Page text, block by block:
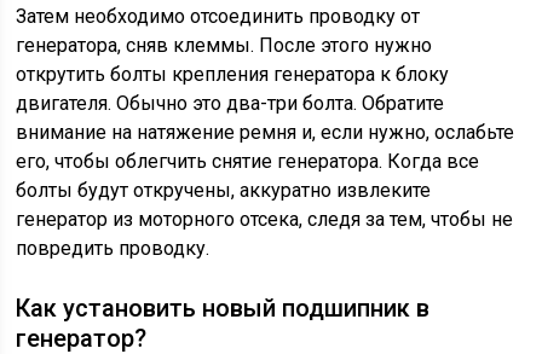
Затем необходимо отсоединить проводку от
генератора, сняв клеммы. После этого нужно
открутить болты крепления генератора к блоку
двигателя. Обычно это два-три болта. Обратите
внимание на натяжение ремня и, если нужно, ослабьте
его, чтобы облегчить снятие генератора. Когда все
болты будут откручены, аккуратно извлеките
генератор из моторного отсека, следя за тем, чтобы не
повредить проводку.
Как установить новый подшипник в
генератор?